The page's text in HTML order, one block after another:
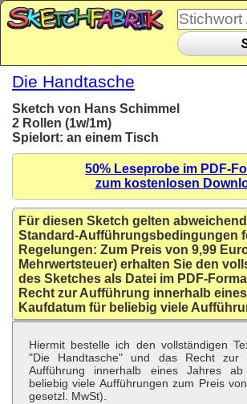
Die Handtasche
Sketch von Hans Schimmel
2 Rollen (1w/1m)
Spielort: an einem Tisch
50% Leseprobe im PDF-
zum kostenlosen
Für diesen Sketch gelten
Standard-Aufführungsbedingungen
Regelungen: Zum Preis von 9,99
Mehrwertsteuer) erhalten Sie den
des Sketches als Datei im PDF-
Recht zur Aufführung innerhalb
Kaufdatum für beliebig viele
Hiermit bestelle ich den vollständigen
"Die Handtasche" und das Recht zur
Aufführung innerhalb eines Jahres
beliebig viele Aufführungen zum Preis
gesetzl. MwSt).